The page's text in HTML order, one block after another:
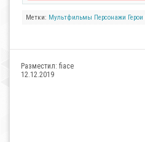
Метки: Мультфильмы Персонажи Герои
Разместил: fiace
12.12.2019